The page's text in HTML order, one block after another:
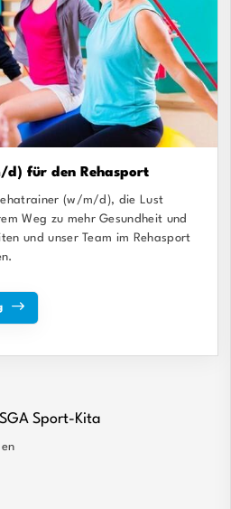
für den Rehasport
(w/m/d), die Lust
Weg zu mehr Gesundheit und
und unser Team im Rehasport
Sport-Kita